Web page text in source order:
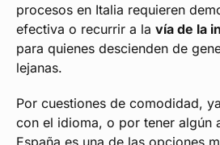
procesos en Italia requieren
efectiva o recurrir a la vía de la
para quienes descienden de
lejanas.
Por cuestiones de comodidad,
con el idioma, o por tener algún
España es una de las opciones